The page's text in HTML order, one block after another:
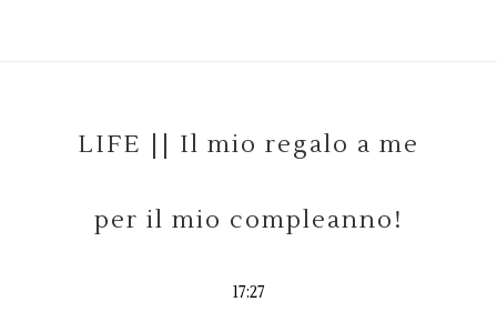
LIFE || Il mio regalo a me
per il mio compleanno!
17:27